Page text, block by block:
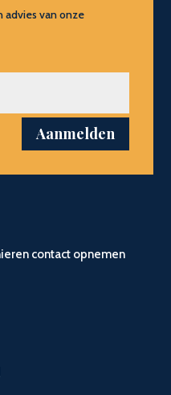
van onze
Aanmelden
contact opnemen